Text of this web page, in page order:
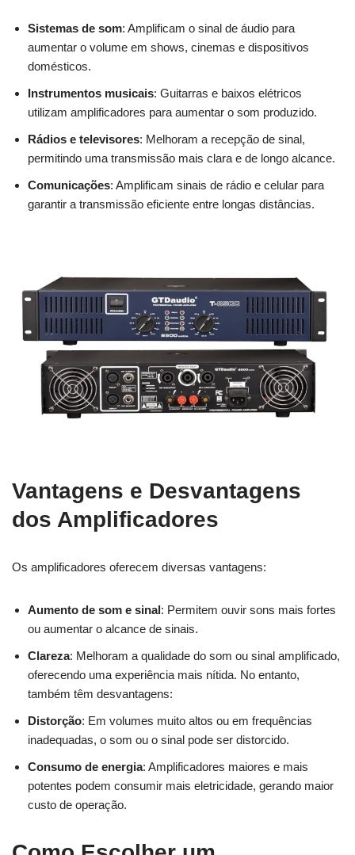
Sistemas de som: Amplificam o sinal de áudio para
aumentar o volume em shows, cinemas e dispositivos
domésticos.
Instrumentos musicais: Guitarras e baixos elétricos
utilizam amplificadores para aumentar o som produzido.
Rádios e televisores: Melhoram a recepção de sinal,
permitindo uma transmissão mais clara e de longo alcance.
Comunicações: Amplificam sinais de rádio e celular para
garantir a transmissão eficiente entre longas distâncias.
Vantagens e Desvantagens
dos Amplificadores
Os amplificadores oferecem diversas vantagens:
Aumento de som e sinal: Permitem ouvir sons mais fortes
ou aumentar o alcance de sinais.
Clareza: Melhoram a qualidade do som ou sinal amplificado,
oferecendo uma experiência mais nítida. No entanto,
também têm desvantagens:
Distorção: Em volumes muito altos ou em frequências
inadequadas, o som ou o sinal pode ser distorcido.
Consumo de energia: Amplificadores maiores e mais
potentes podem consumir mais eletricidade, gerando maior
custo de operação.